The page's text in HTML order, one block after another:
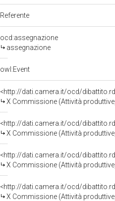
Referente
ocd:assegnazione
assegnazione
owl:Event
<http://dati.camera.it/ocd/
X Commissione (Attività
<http://dati.camera.it/ocd/
X Commissione (Attività
<http://dati.camera.it/ocd/
X Commissione (Attività
<http://dati.camera.it/ocd/
X Commissione (Attività